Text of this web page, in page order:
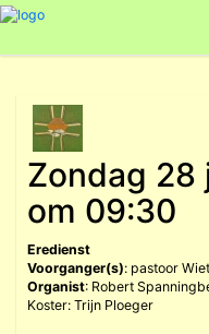
Zondag 28
om 09:30
Eredienst
Voorganger(s): pastoor
Organist: Robert
Koster: Trijn Ploeger